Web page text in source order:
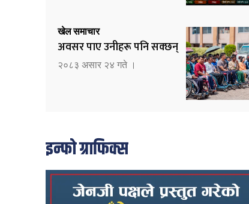
खेल समाचार
अवसर पाए उनीहरू पनि सक्छन्
२०८३ असार २४ गते ।
इन्फो ग्राफिक्स